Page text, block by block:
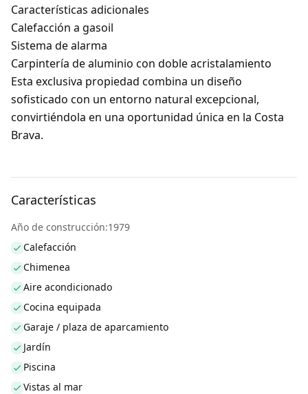
Características adicionales
Calefacción a gasoil
Sistema de alarma
Carpintería de aluminio con doble acristalamiento
Esta exclusiva propiedad combina un diseño
sofisticado con un entorno natural excepcional,
convirtiéndola en una oportunidad única en la Costa
Brava.
Características
Año de construcción:1979
Calefacción
Chimenea
Aire acondicionado
Cocina equipada
Garaje / plaza de aparcamiento
Jardín
Piscina
Vistas al mar